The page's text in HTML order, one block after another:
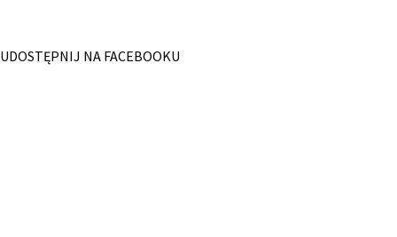
UDOSTĘPNIJ NA FACEBOOKU